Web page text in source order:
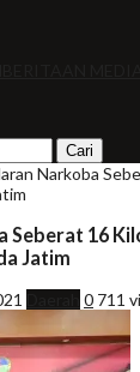
Narkoba
Seberat 16
Jatim
0 711